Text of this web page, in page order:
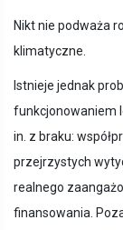
Nikt nie podważa
klimatyczne.
Istnieje jednak
funkcjonowaniem
in. z braku:
przejrzystych
realnego
finansowania.